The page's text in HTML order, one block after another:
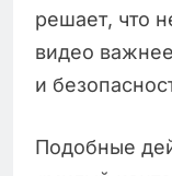
решает, что
видео
и
Подобные